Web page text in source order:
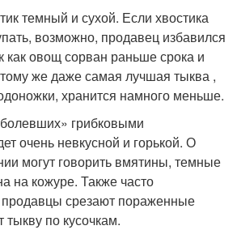
темный и сухой. Если хвостика
возможно, продавец избавился
как овощ сорван раньше срока и
тому же даже самая лучшая тыква ,
хранится намного меньше.
грибковыми
очень невкусной и горькой. О
могут говорить вмятины, темные
на кожуре. Также часто
срезают пораженные
тыкву по кусочкам.